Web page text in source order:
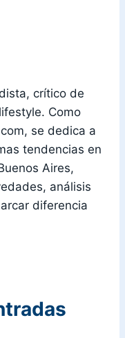
crítico de
Como
se dedica a
tendencias en
Aires,
análisis
diferencia